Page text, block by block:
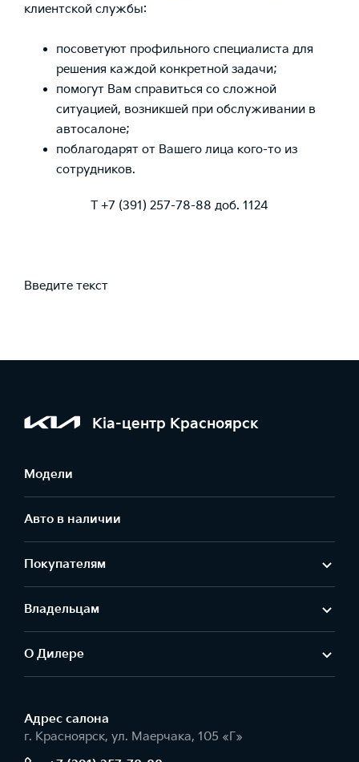
клиентской службы:
посоветуют профильного специалиста для
решения каждой конкретной задачи;
помогут Вам справиться со сложной
ситуацией, возникшей при обслуживании в
автосалоне;
поблагодарят от Вашего лица кого-то из
сотрудников.
Т +7 (391) 257-78-88 доб. 1124
Введите текст
Kia-центр Красноярск
Модели
Авто в наличии
Покупателям
Владельцам
О Дилере
Адрес салонa
г. Красноярск, ул. Маерчака, 105 «Г»